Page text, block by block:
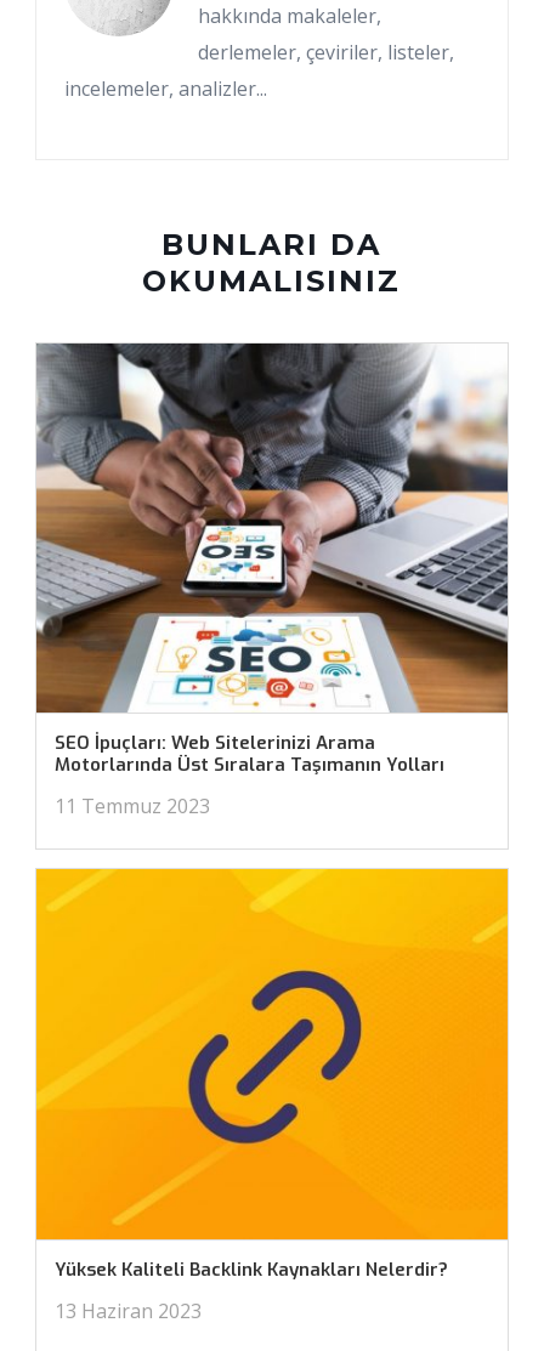
hakkında makaleler,
derlemeler, çeviriler, listeler,
incelemeler, analizler...
BUNLARI DA
OKUMALISINIZ
SEO İpuçları: Web Sitelerinizi Arama
Motorlarında Üst Sıralara Taşımanın Yolları
11 Temmuz 2023
Yüksek Kaliteli Backlink Kaynakları Nelerdir?
13 Haziran 2023